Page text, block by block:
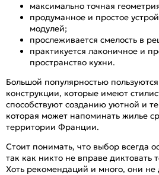
максимально точная
продуманное и простое
модулей;
прослеживается смелость в
практикуется лаконичное и
пространство кухни.
Большой популярностью
конструкции, которые имеют
способствуют созданию уютной и
которая может напоминать жилье
территории Франции.
Стоит понимать, что выбор всегда
так как никто не вправе диктовать
Хоть рекомендаций и много, они